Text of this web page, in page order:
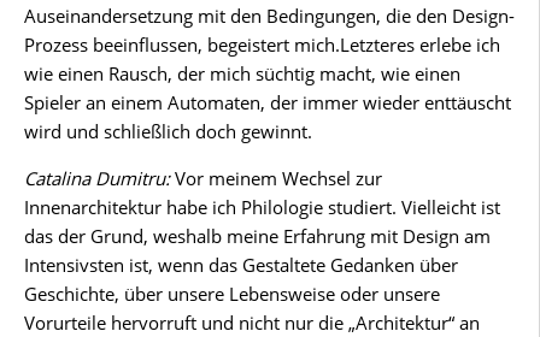
Auseinandersetzung mit den Bedingungen, die den Design-
Prozess beeinflussen, begeistert mich.Letzteres erlebe ich
wie einen Rausch, der mich süchtig macht, wie einen
Spieler an einem Automaten, der immer wieder enttäuscht
wird und schließlich doch gewinnt.
Catalina Dumitru:Vor meinem Wechsel zur
Innenarchitektur habe ich Philologie studiert. Vielleicht ist
das der Grund, weshalb meine Erfahrung mit Design am
Intensivsten ist, wenn das Gestaltete Gedanken über
Geschichte, über unsere Lebensweise oder unsere
Vorurteile hervorruft und nicht nur die „Architektur“ an